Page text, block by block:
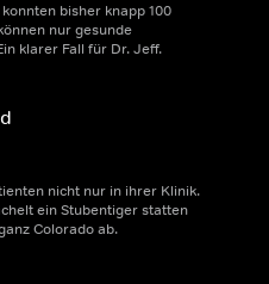
bisher knapp 100
nur gesunde
klarer Fall für Dr. Jeff.
nicht nur in ihrer Klinik.
ein Stubentiger statten
Colorado ab.